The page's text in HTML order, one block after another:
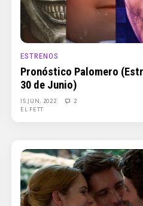
ESTRENOS
Pronóstico Palomero
30 de Junio)
15 JUN, 2022
2
EL FETT